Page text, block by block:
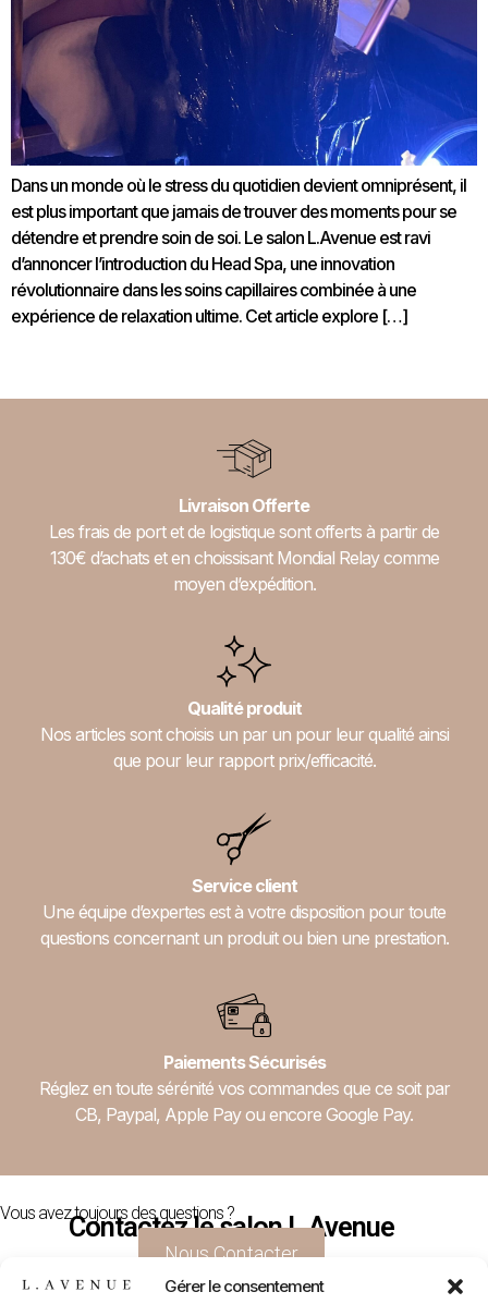
Gérer le consentement
Dans un monde où le stress du quotidien devient omniprésent, il
est plus important que jamais de trouver des moments pour se
détendre et prendre soin de soi. Le salon L.Avenue est ravi
d’annoncer l’introduction du Head Spa, une innovation
révolutionnaire dans les soins capillaires combinée à une
expérience de relaxation ultime. Cet article explore […]
Livraison Offerte
Les frais de port et de logistique sont offerts à partir de
130€ d’achats et en choissisant Mondial Relay comme
moyen d’expédition.
Qualité produit
Nos articles sont choisis un par un pour leur qualité ainsi
que pour leur rapport prix/efficacité.
Service client
Une équipe d’expertes est à votre disposition pour toute
questions concernant un produit ou bien une prestation.
Paiements Sécurisés
Réglez en toute sérénité vos commandes que ce soit par
CB, Paypal, Apple Pay ou encore Google Pay.
Vous avez toujours des questions ?
Contactez le salon L.Avenue
Nous Contacter